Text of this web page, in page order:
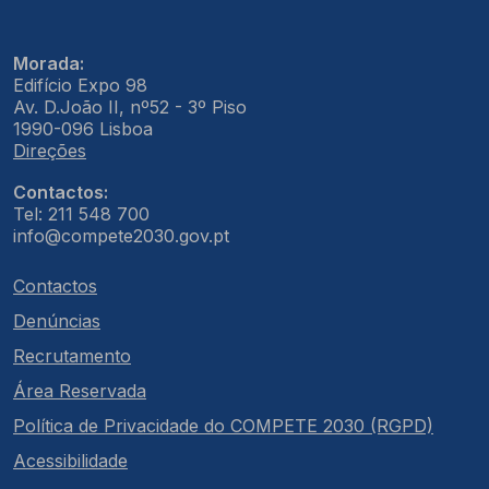
Morada:
Edifício Expo 98
Av. D.João II, nº52 - 3º Piso
1990-096 Lisboa
Direções
Contactos:
Tel: 211 548 700
info@compete2030.gov.pt
Contactos
Denúncias
Recrutamento
Área Reservada
Política de Privacidade do COMPETE 2030 (RGPD)
Acessibilidade